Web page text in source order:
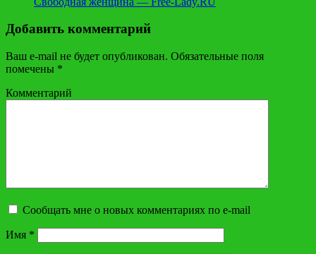
Добавить комментарий
Ваш e-mail не будет опубликован. Обязательные поля
помечены *
Комментарий
Сообщать мне о новых комментариях по e-mail
Имя *